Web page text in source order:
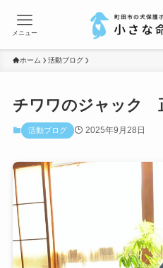
メニュー
ホーム 活動ブログ
チワワのジャック
活動ブログ 2025年9月28日